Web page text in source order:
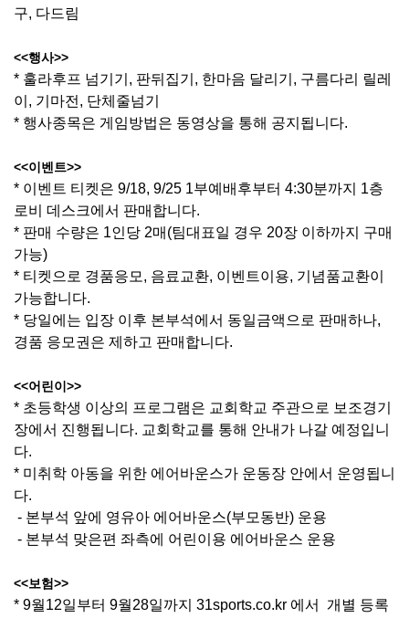
구, 다드림
<<행사>>
* 훌라후프 넘기기, 판뒤집기, 한마음 달리기, 구름다리 릴레
이, 기마전, 단체줄넘기
* 행사종목은 게임방법은 동영상을 통해 공지됩니다.
<<이벤트>>
* 이벤트 티켓은 9/18, 9/25 1부예배후부터 4:30분까지 1층
로비 데스크에서 판매합니다.
* 판매 수량은 1인당 2매(팀대표일 경우 20장 이하까지 구매
가능)
* 티켓으로 경품응모, 음료교환, 이벤트이용, 기념품교환이
가능합니다.
* 당일에는 입장 이후 본부석에서 동일금액으로 판매하나,
경품 응모권은 제하고 판매합니다.
<<어린이>>
* 초등학생 이상의 프로그램은 교회학교 주관으로 보조경기
장에서 진행됩니다. 교회학교를 통해 안내가 나갈 예정입니
다.
* 미취학 아동을 위한 에어바운스가 운동장 안에서 운영됩니
다.
- 본부석 앞에 영유아 에어바운스(부모동반) 운용
- 본부석 맞은편 좌측에 어린이용 에어바운스 운용
<<보험>>
* 9월12일부터 9월28일까지 31sports.co.kr 에서 개별 등록